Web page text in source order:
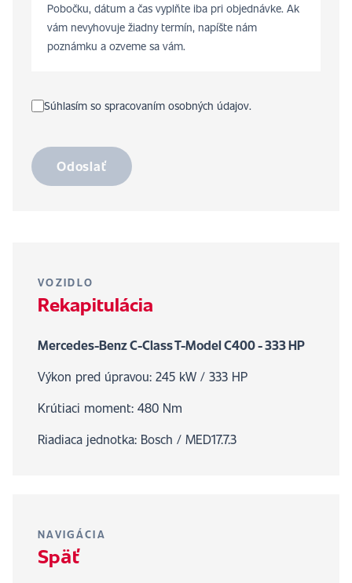
Pobočku, dátum a čas vyplňte iba pri objednávke. Ak
vám nevyhovuje žiadny termín, napíšte nám
poznámku a ozveme sa vám.
Súhlasím so spracovaním osobných údajov.
Odoslať
VOZIDLO
Rekapitulácia
Mercedes-Benz C-Class T-Model C400 - 333 HP
Výkon pred úpravou: 245 kW / 333 HP
Krútiaci moment: 480 Nm
Riadiaca jednotka: Bosch / MED17.7.3
NAVIGÁCIA
Späť